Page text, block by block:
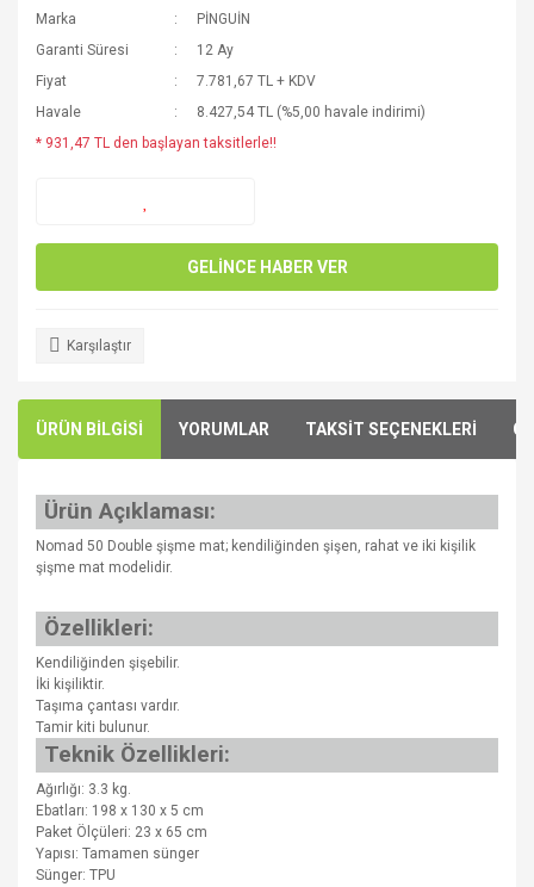
Marka
PİNGUİN
Garanti Süresi
12 Ay
Fiyat
7.781,67 TL + KDV
Havale
8.427,54 TL (%5,00 havale indirimi)
* 931,47 TL den başlayan taksitlerle!!
GELİNCE HABER VER
Karşılaştır
ÜRÜN BİLGİSİ YORUMLAR TAKSİT SEÇENEKLERİ
Ürün Açıklaması:
Nomad 50 Double şişme mat; kendiliğinden şişen, rahat ve iki kişilik
şişme mat modelidir.
Özellikleri:
Kendiliğinden şişebilir.
İki kişiliktir.
Taşıma çantası vardır.
Tamir kiti bulunur.
Teknik Özellikleri:
Ağırlığı: 3.3 kg.
Ebatları: 198 x 130 x 5 cm
Paket Ölçüleri: 23 x 65 cm
Yapısı: Tamamen sünger
Sünger: TPU